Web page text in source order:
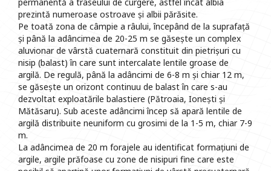
prezintă numeroase ostroave și albii părăsite.
Pe toată zona de câmpie a râului, începând de la suprafață
și până la adâncimea de 20-25 m se găsește un complex
aluvionar de vârstă cuaternară constituit din pietrișuri cu
nisip (balast) în care sunt intercalate lentile groase de
argilă. De regulă, până la adâncimi de 6-8 m și chiar 12 m,
se găsește un orizont continuu de balast în care s-au
dezvoltat exploatările balastiere (Pătroaia, Ionești și
Mătăsaru). Sub aceste adâncimi încep să apară lentile de
argilă distribuite neuniform cu grosimi de la 1-5 m, chiar 7-9
m.
La adâncimea de 20 m forajele au identificat formațiuni de
argile, argile prăfoase cu zone de nisipuri fine care este